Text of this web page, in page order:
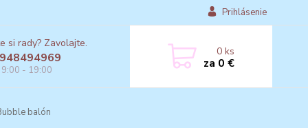
Prihlásenie
si rady? Zavolajte.
- 19:00
0ks
za 0 €
balón